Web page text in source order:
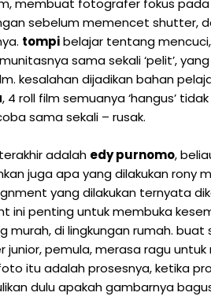
membuat fotografer fokus pada
sebelum memencet shutter,
tompibelajar tentang
sama sekali ‘pelit’,
kesalahan dijadikan bahan
, 4 roll film semuanya ‘hangus’
sama sekali – rusak.
adalah edy purnomo,
juga apa yang dilakukan rony
yang dilakukan ternyata
ini penting untuk membuka
murah, di lingkungan rumah.
junior, pemula, merasa ragu
itu adalah prosesnya, ketika
dulu apakah gambarnya